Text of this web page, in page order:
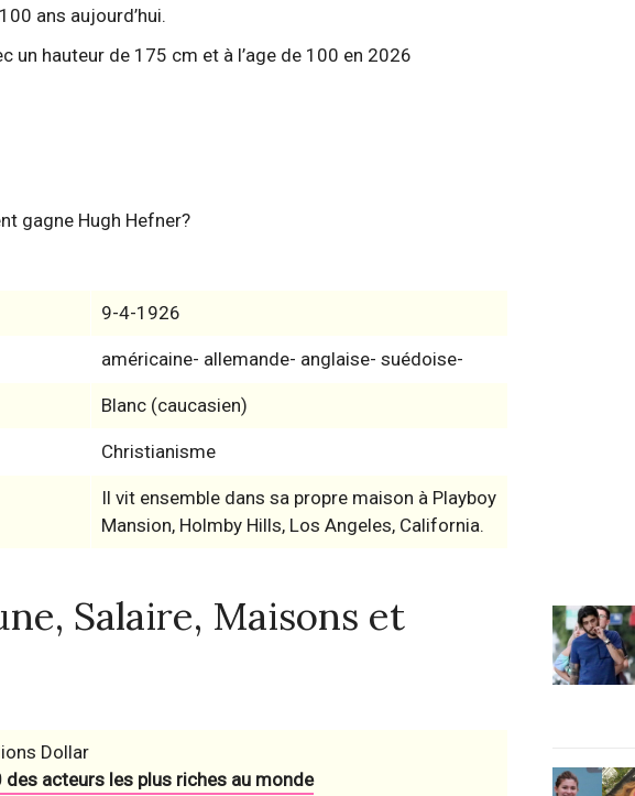
ans aujourd’hui.
gagne Hugh Hefner?
9-4-1926
américaine- allemande- anglaise- suédoise-
Blanc (caucasien)
Christianisme
Il vit ensemble dans sa propre maison à Playboy
Mansion, Holmby Hills, Los Angeles, California.
Salaire, Maisons et
Dollar
des acteurs les plus riches au monde